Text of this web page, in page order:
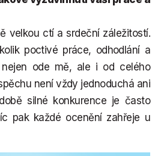
velkou ctí a srdeční záležitostí.
poctivé práce, odhodlání a
ode mě, ale i od celého
není vždy jednoduchá ani
silné konkurence je často
pak každé ocenění zahřeje u